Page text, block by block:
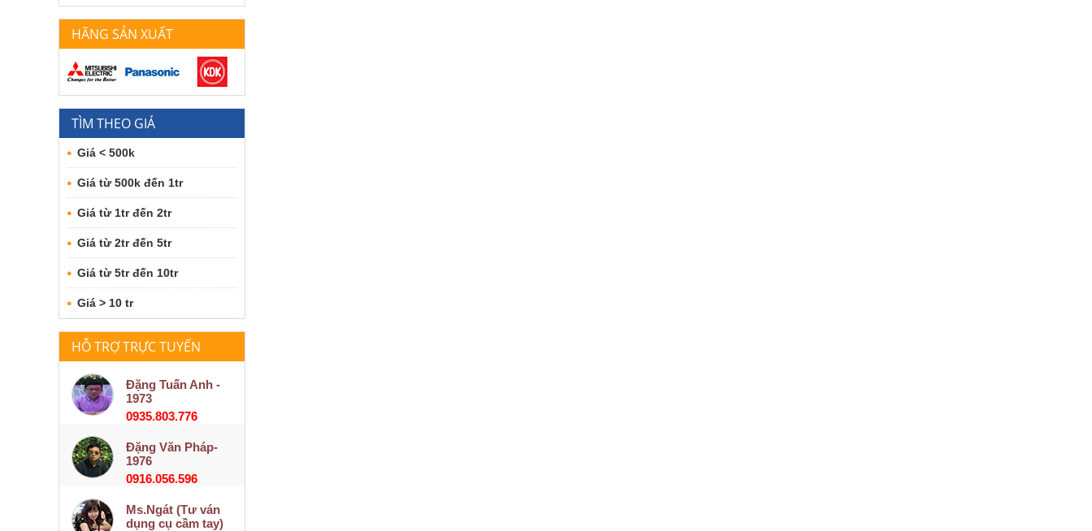
HÃNG SẢN XUẤT
TÌM THEO GIÁ
Giá < 500k
Giá từ 500k đến 1tr
Giá từ 1tr đến 2tr
Giá từ 2tr đến 5tr
Giá từ 5tr đến 10tr
Giá > 10 tr
HỖ TRỢ TRỰC TUYẾN
Đặng Tuấn Anh -
1973
0935.803.776
Đặng Văn Pháp-
1976
0916.056.596
Ms.Ngát (Tư ván
dụng cụ cầm tay)